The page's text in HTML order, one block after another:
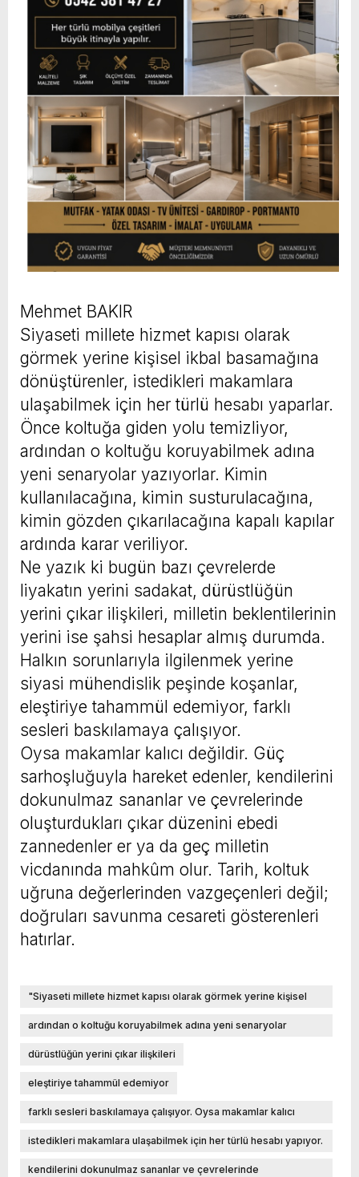
Mehmet BAKIR
Siyaseti millete hizmet kapısı olarak
görmek yerine kişisel ikbal basamağına
dönüştürenler, istedikleri makamlara
ulaşabilmek için her türlü hesabı yaparlar.
Önce koltuğa giden yolu temizliyor,
ardından o koltuğu koruyabilmek adına
yeni senaryolar yazıyorlar. Kimin
kullanılacağına, kimin susturulacağına,
kimin gözden çıkarılacağına kapalı kapılar
ardında karar veriliyor.
Ne yazık ki bugün bazı çevrelerde
liyakatın yerini sadakat, dürüstlüğün
yerini çıkar ilişkileri, milletin beklentilerinin
yerini ise şahsi hesaplar almış durumda.
Halkın sorunlarıyla ilgilenmek yerine
siyasi mühendislik peşinde koşanlar,
eleştiriye tahammül edemiyor, farklı
sesleri baskılamaya çalışıyor.
Oysa makamlar kalıcı değildir. Güç
sarhoşluğuyla hareket edenler, kendilerini
dokunulmaz sananlar ve çevrelerinde
oluşturdukları çıkar düzenini ebedi
zannedenler er ya da geç milletin
vicdanında mahkûm olur. Tarih, koltuk
uğruna değerlerinden vazgeçenleri değil;
doğruları savunma cesareti gösterenleri
hatırlar.
"Siyaseti millete hizmet kapısı olarak görmek yerine kişisel
ikbal basamağına dönüştürenler
ardından o koltuğu koruyabilmek adına yeni senaryolar
yazıyorlar. Kimin kullanılacağına
dürüstlüğün yerini çıkar ilişkileri
eleştiriye tahammül edemiyor
farklı sesleri baskılamaya çalışıyor. Oysa makamlar kalıcı
değildir. Güç sarhoşluğuyla hareket edenler
istedikleri makamlara ulaşabilmek için her türlü hesabı yapıyor.
Önce koltuğa giden yolu temizliyor
kendilerini dokunulmaz sananlar ve çevrelerinde